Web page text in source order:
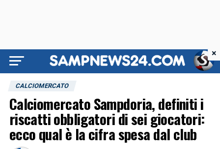
CALCIOMERCATO
Calciomercato Sampdoria, definiti i
riscatti obbligatori di sei giocatori:
ecco qual è la cifra spesa dal club
×